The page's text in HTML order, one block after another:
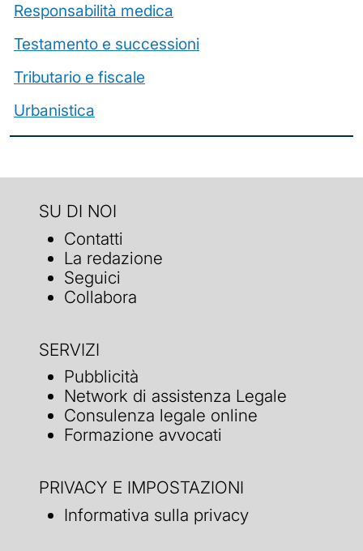
Responsabilità medica
Testamento e successioni
Tributario e fiscale
Urbanistica
SU DI NOI
Contatti
La redazione
Seguici
Collabora
SERVIZI
Pubblicità
Network di assistenza Legale
Consulenza legale online
Formazione avvocati
PRIVACY E IMPOSTAZIONI
Informativa sulla privacy